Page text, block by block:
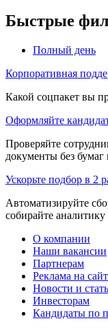
Быстрые
Полный день
Корпоративная
Какой соцпакет вы
Оформляйте
Проверяйте
документы без
Ускорьте подбор в 2
Автоматизируйте
собирайте
О компании
Наши вакансии
Партнерам
Реклама на
Новости и
Инвесторам
Кандидаты по